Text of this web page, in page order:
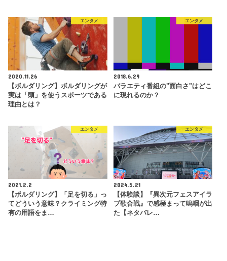
エンタメ
2020.11.26
【ボルダリング】ボルダリングが
実は「頭」を使うスポーツである
理由とは？
エンタメ
2018.6.29
バラエティ番組の"面白さ"はどこ
に現れるのか？
エンタメ
2021.2.2
【ボルダリング】「足を切る」っ
てどういう意味？クライミング特
有の用語をま…
エンタメ
2024.5.21
【体験談】『異次元フェスアイラ
ブ歌合戦』で感極まって嗚咽が出
た【ネタバレ…